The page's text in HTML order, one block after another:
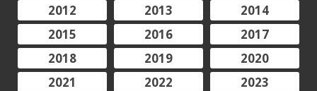
2012
2013
2014
2015
2016
2017
2018
2019
2020
2021
2022
2023